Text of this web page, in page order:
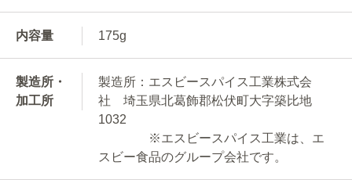
内容量 175g
製造所・
加工所
製造所：エスビースパイス工業株式会
社 埼玉県北葛飾郡松伏町大字築比地
1032
※エスビースパイス工業は、エ
スビー食品のグループ会社です。